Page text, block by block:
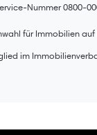
Nummer 0800-
für Immobilien
im